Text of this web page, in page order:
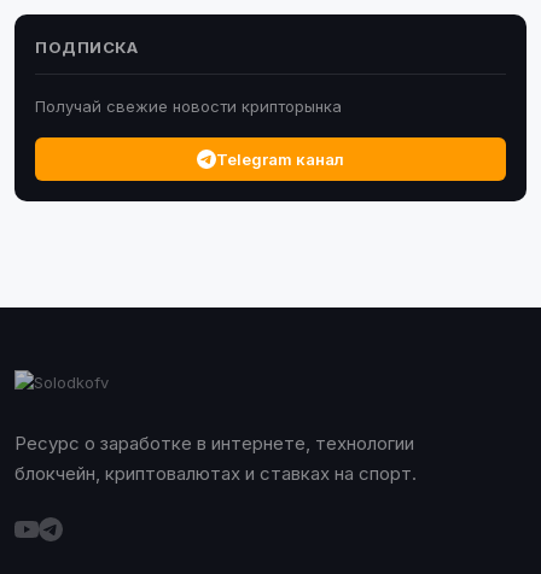
ПОДПИСКА
Получай свежие новости крипторынка
Telegram канал
Ресурс о заработке в интернете, технологии
блокчейн, криптовалютах и ставках на спорт.